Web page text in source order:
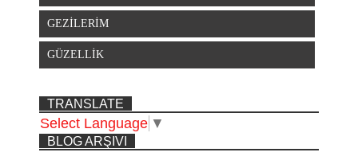
GEZİLERİM
GÜZELLİK
TRANSLATE
Select Language ▼
BLOG ARŞIVI